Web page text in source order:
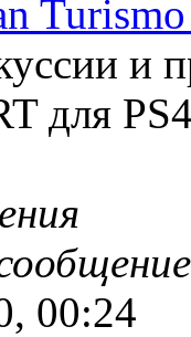
Turismo
и
для
00:24